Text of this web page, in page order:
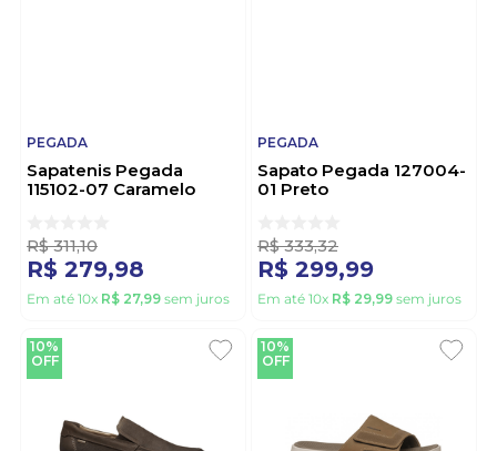
PEGADA
Sapatenis Pegada
115102-07 Caramelo
R$ 311,10
R$ 279,98
Em até 10x R$ 27,99 sem juros
PEGADA
Sapato Pegada 127004-
01 Preto
R$ 333,32
R$ 299,99
Em até 10x R$ 29,99 sem juros
10%
OFF
10%
OFF